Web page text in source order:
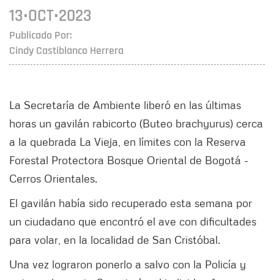
Publicado Por:
Cindy Castiblanco Herrera
13•OCT•2023
La Secretaría de Ambiente liberó en las últimas
horas un gavilán rabicorto (Buteo brachyurus) cerca
a la quebrada La Vieja, en límites con la Reserva
Forestal Protectora Bosque Oriental de Bogotá -
Cerros Orientales.
El gavilán había sido recuperado esta semana por
un ciudadano que encontró el ave con dificultades
para volar, en la localidad de San Cristóbal.
Una vez lograron ponerlo a salvo con la Policía y